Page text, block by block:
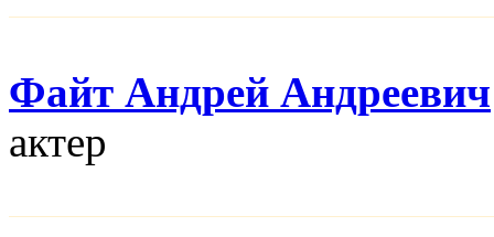
Файт Андрей Андреевич
актер